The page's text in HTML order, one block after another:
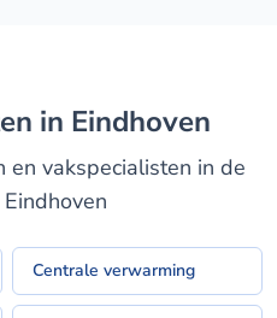
in Eindhoven
en vakspecialisten in de
Centrale verwarming